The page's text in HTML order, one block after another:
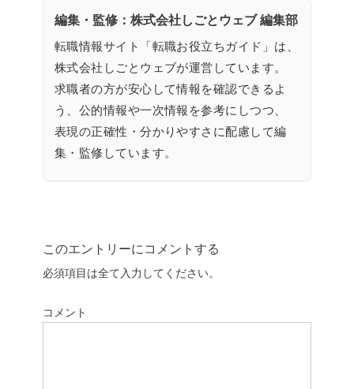
編集・監修：株式会社しごとウェブ 編集部
転職情報サイト「転職お役立ちガイド」は、
株式会社しごとウェブが運営しています。
求職者の方が安心して情報を確認できるよ
う、公的情報や一次情報を参考にしつつ、
表現の正確性・分かりやすさに配慮して編
集・監修しています。
このエントリーにコメントする
必須項目は全て入力してください。
コメント